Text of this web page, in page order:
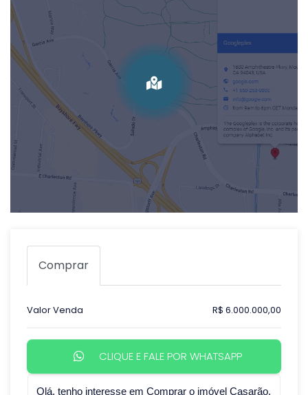
Comprar
Valor Venda R$ 6.000.000,00
CLIQUE E FALE POR WHATSAPP